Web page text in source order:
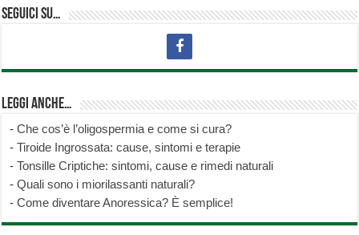
Seguici su…
Leggi anche…
-Che cos’è l’oligospermia e come si cura?
-Tiroide Ingrossata: cause, sintomi e terapie
-Tonsille Criptiche: sintomi, cause e rimedi naturali
-Quali sono i miorilassanti naturali?
-Come diventare Anoressica? È semplice!